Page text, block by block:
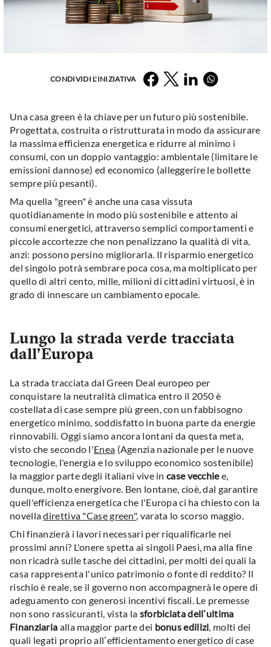
CONDIVIDI L'INIZIATIVA FacebookTwitter LinkedInWhatsapp
Una casa green è la chiave per un futuro più sostenibile.
Progettata, costruita o ristrutturata in modo da assicurare
la massima efficienza energetica e ridurre al minimo i
consumi, con un doppio vantaggio: ambientale (limitare le
emissioni dannose) ed economico (alleggerire le bollette
sempre più pesanti).
Ma quella "green" è anche una casa vissuta
quotidianamente in modo più sostenibile e attento ai
consumi energetici, attraverso semplici comportamenti e
piccole accortezze che non penalizzano la qualità di vita,
anzi: possono persino migliorarla. Il risparmio energetico
del singolo potrà sembrare poca cosa, ma moltiplicato per
quello di altri cento, mille, milioni di cittadini virtuosi, è in
grado di innescare un cambiamento epocale.
Lungo la strada verde tracciata
dall’Europa
La strada tracciata dal Green Deal europeo per
conquistare la neutralità climatica entro il 2050 è
costellata di case sempre più green, con un fabbisogno
energetico minimo, soddisfatto in buona parte da energie
rinnovabili. Oggi siamo ancora lontani da questa meta,
visto che secondo l'Enea (Agenzia nazionale per le nuove
tecnologie, l'energia e lo sviluppo economico sostenibile)
la maggior parte degli italiani vive incase vecchiee,
dunque, molto energivore. Ben lontane, cioè, dal garantire
quell'efficienza energetica che l'Europa ci ha chiesto con la
novelladirettiva "Case green", varata lo scorso maggio.
Chi finanzierà i lavori necessari per riqualificarle nei
prossimi anni? L'onere spetta ai singoli Paesi, ma alla fine
non ricadrà sulle tasche dei cittadini, per molti dei quali la
casa rappresenta l'unico patrimonio o fonte di reddito? Il
rischio è reale, se il governo non accompagnerà le opere di
adeguamento con generosi incentivi fiscali. Le premesse
non sono rassicuranti, vista la sforbiciata dell’ultima
Finanziaria alla maggior parte dei bonus edilizi, molti dei
quali legati proprio all’efficientamento energetico di case